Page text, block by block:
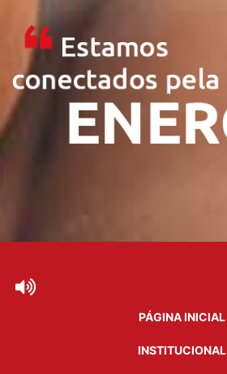
PÁGINA INICIAL
INSTITUCIONAL